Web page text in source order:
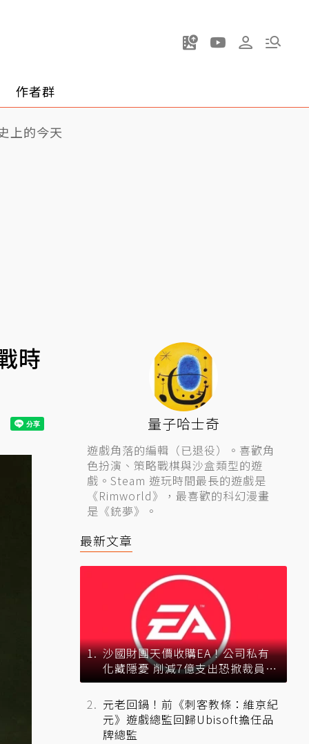
作者群
上的今天
時
量子哈士奇
遊戲角落的編輯（已退役）。喜歡角
色扮演、策略戰棋與沙盒類型的遊
戲。Steam 遊玩時間最長的遊戲是
《Rimworld》，最喜歡的科幻漫畫
是《銃夢》。
最新文章
沙國財團天價收購EA！公司私有
化藏隱憂 削減7億支出恐掀裁員風
暴？
元老回鍋！前《刺客教條：維京紀
元》遊戲總監回歸Ubisoft擔任品
牌總監